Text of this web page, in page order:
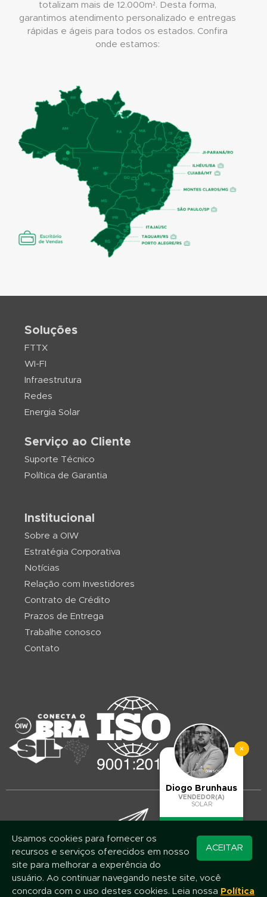
totalizam mais de 12.000m². Desta forma,
garantimos atendimento personalizado e entregas
rápidas e ágeis para todos os estados. Confira
onde estamos:
Soluções
FTTX
WI-FI
Infraestrutura
Redes
Energia Solar
Serviço ao Cliente
Suporte Técnico
Política de Garantia
Institucional
Sobre a OIW
Estratégia Corporativa
Notícias
Relação com Investidores
Contrato de Crédito
Prazos de Entrega
Trabalhe conosco
Contato
Mantenha-se atualizado!
Assine nossa newsletter e fique por dentro das novidades e promoções
×
Diogo Brunhaus
VENDEDOR(A)
SOLAR
Converse pelo
WhatsApp
ACEITAR
Usamos cookies para fornecer os
recursos e serviços oferecidos em nosso
site para melhorar a experência do
usuário. Ao continuar navegando neste site, você
concorda com o uso destes cookies. Leia nossa Política